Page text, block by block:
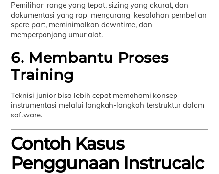
Pemilihan range yang tepat, sizing yang akurat, dan
dokumentasi yang rapi mengurangi kesalahan pembelian
spare part, meminimalkan downtime, dan
memperpanjang umur alat.
6. Membantu Proses
Training
Teknisi junior bisa lebih cepat memahami konsep
instrumentasi melalui langkah-langkah terstruktur dalam
software.
Contoh Kasus
Penggunaan Instrucalc